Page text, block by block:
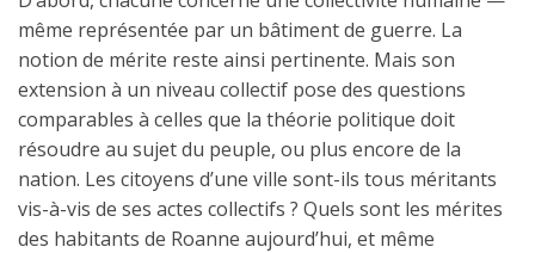
même représentée par un bâtiment de guerre. La
notion de mérite reste ainsi pertinente. Mais son
extension à un niveau collectif pose des questions
comparables à celles que la théorie politique doit
résoudre au sujet du peuple, ou plus encore de la
nation. Les citoyens d’une ville sont-ils tous méritants
vis-à-vis de ses actes collectifs ? Quels sont les mérites
des habitants de Roanne aujourd’hui, et même